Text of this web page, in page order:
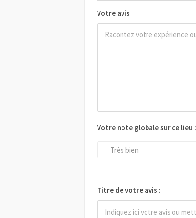
Votre avis
Votre note globale sur ce lieu :
Très bien
Titre de votre avis :